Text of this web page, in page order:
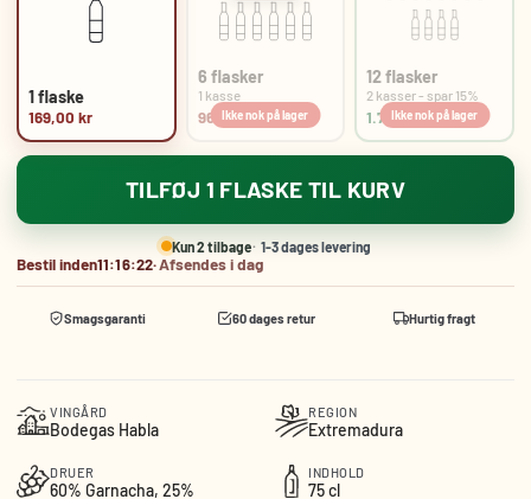
Kun 2 tilbage 1-3 dages levering
Bestil inden11:16:22·Afsendes i dag
1 flaske
169,00 kr
6 flasker
1 kasse
963,30 kr.
12 flasker
2 kasser - spar 15%
1.723,80 kr.
TILFØJ 1 FLASKE TIL KURV
Smagsgaranti 60 dages retur Hurtig fragt
VINGÅRD
Bodegas Habla
REGION
Extremadura
DRUER
60% Garnacha, 25%
INDHOLD
75 cl